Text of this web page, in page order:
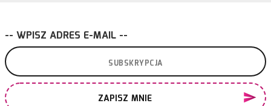
-- WPISZ ADRES E-MAIL --
ZAPISZ MNIE